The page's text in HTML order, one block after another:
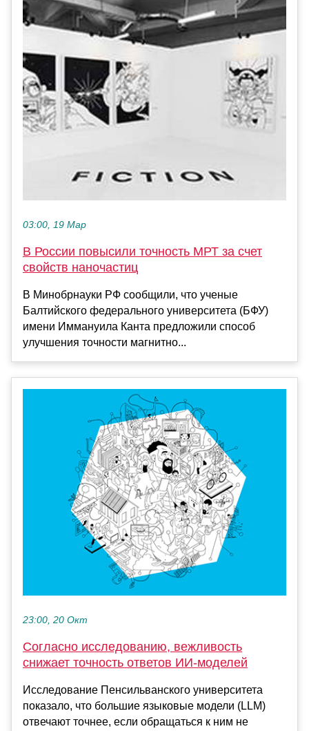
03:00, 19 Мар
В России повысили точность МРТ за счет
свойств наночастиц
В Минобрнауки РФ сообщили, что ученые
Балтийского федерального университета (БФУ)
имени Иммануила Канта предложили способ
улучшения точности магнитно...
23:00, 20 Окт
Согласно исследованию, вежливость
снижает точность ответов ИИ-моделей
Исследование Пенсильванского университета
показало, что большие языковые модели (LLM)
отвечают точнее, если обращаться к ним не